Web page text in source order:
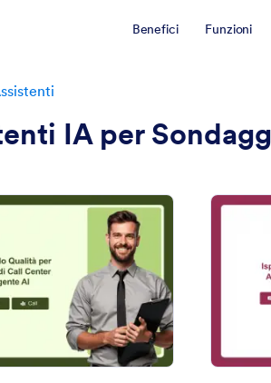
Benefici Funzioni
IA per
Anteprima: Controllo Qualità per